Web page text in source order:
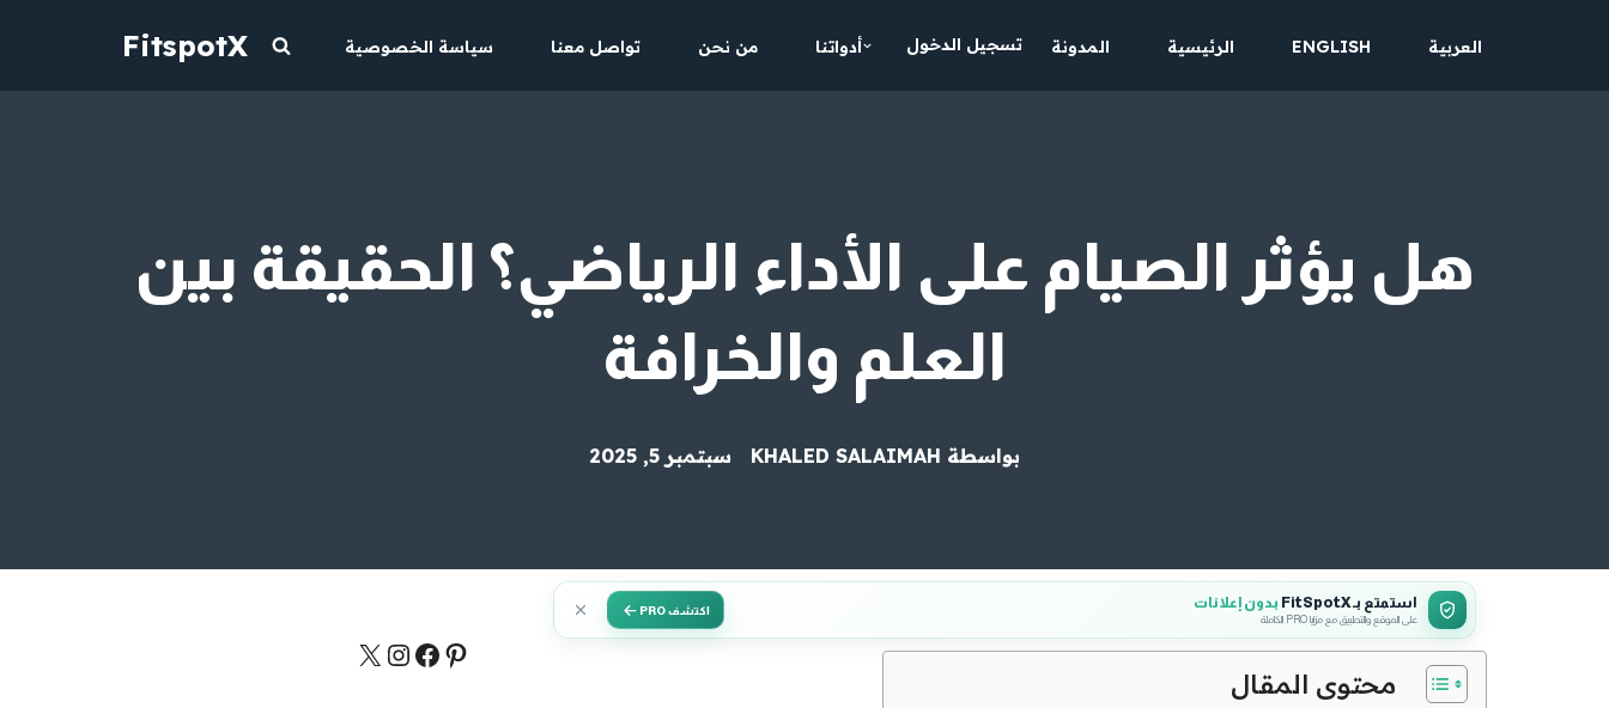
العربية ENGLISH الرئيسية المدونة تسجيل الدخول أدواتنا من نحن تواصل معنا سياسة الخصوصية FitspotX
هل يؤثر الصيام على الأداء الرياضي؟ الحقيقة بين
العلم والخرافة
بواسطة KHALED SALAIMAH سبتمبر 5, 2025
استمتع بـ FitSpotX بدون إعلانات
على الموقع والتطبيق مع مزايا PRO الكاملة
اكتشف PRO
محتوى المقال